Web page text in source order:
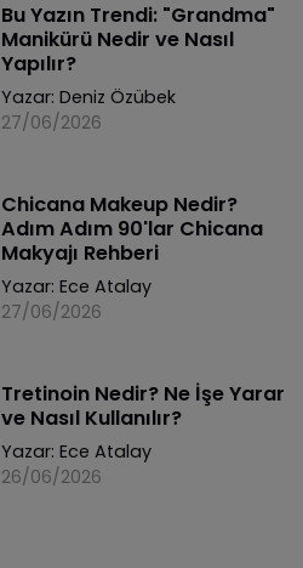
Bu Yazın Trendi: "Grandma"
Manikürü Nedir ve Nasıl
Yapılır?
Yazar: Deniz Özübek
27/06/2026
Chicana Makeup Nedir?
Adım Adım 90'lar Chicana
Makyajı Rehberi
Yazar: Ece Atalay
27/06/2026
Tretinoin Nedir? Ne İşe Yarar
ve Nasıl Kullanılır?
Yazar: Ece Atalay
26/06/2026